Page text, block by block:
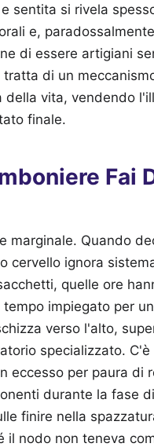
sentita si rivela
e,
di essere artigiani
di un
vita, vendendo
finale.
Fai
marginale. Quando
cervello ignora
quelle ore
impiegato per
verso l'alto,
specializzato. C'è
eccesso per paura di
durante la fase di
finire nella
il nodo non teneva